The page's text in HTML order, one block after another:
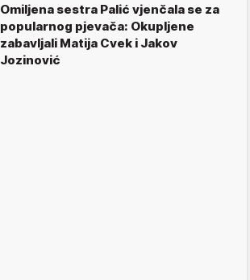
Omiljena sestra Palić vjenčala se za
popularnog pjevača: Okupljene
zabavljali Matija Cvek i Jakov
Jozinović